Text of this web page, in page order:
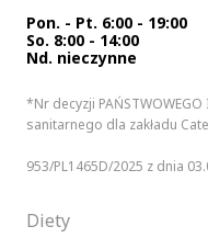
Pon. - Pt. 6:00 - 19:00
So. 8:00 - 14:00
Nd. nieczynne
*Nr decyzji PAŃSTWOWEGO
sanitarnego dla zakładu
953/PL1465D/2025 z dnia
Diety